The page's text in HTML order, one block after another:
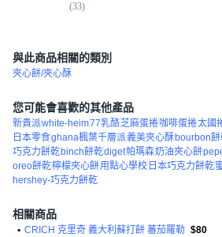
(33)
與此商品相關的類別
夾心餅/夾心酥
您可能會喜歡的其他產品
新貴派white-heim77乳酪芝麻蛋捲咖啡蛋捲太國
日本零食ghana楓葉千層派義美夾心酥bourbon餅
巧克力餅乾binch餅乾diget帕瑪森奶油夾心餅
oreo餅乾檸檬夾心餅用點心學校 日本巧克力餅乾
hershey-巧克力餅乾
相關商品
• CRICH 克里奇 義大利蘇打餅 蕃茄羅勒 $80